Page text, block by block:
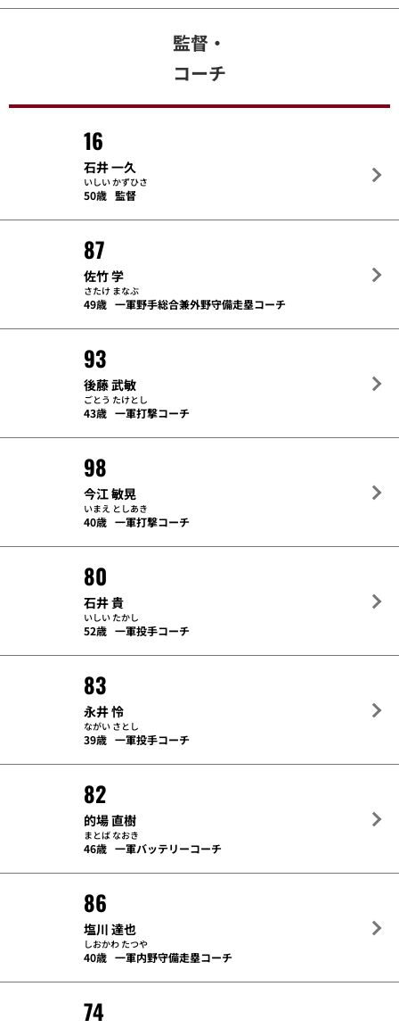
監督・
コーチ
16
石井 一久
いしい かずひさ
50歳 監督
87
佐竹 学
さたけ まなぶ
49歳 一軍野手総合兼外野守備走塁コーチ
93
後藤 武敏
ごとう たけとし
43歳 一軍打撃コーチ
98
今江 敏晃
いまえ としあき
40歳 一軍打撃コーチ
80
石井 貴
いしい たかし
52歳 一軍投手コーチ
83
永井 怜
ながい さとし
39歳 一軍投手コーチ
82
的場 直樹
まとば なおき
46歳 一軍バッテリーコーチ
86
塩川 達也
しおかわ たつや
40歳 一軍内野守備走塁コーチ
74